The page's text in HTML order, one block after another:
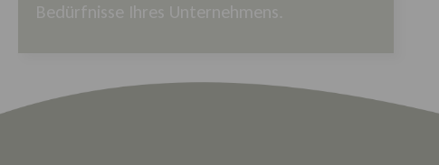
Bedürfnisse Ihres Unternehmens.